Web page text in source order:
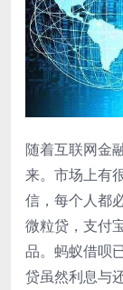
随着互联网金
来。市场上有
信，每个人都
微粒贷，支付
品。蚂蚁借呗
贷虽然利息与